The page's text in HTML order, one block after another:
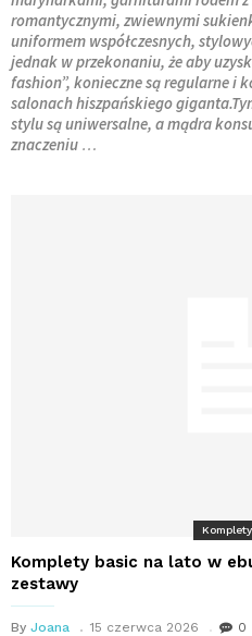
romantycznymi, zwiewnymi
uniformem współczesnych,
jednak w przekonaniu, że aby
fashion”, konieczne są regularne i
salonach hiszpańskiego giganta.
stylu są uniwersalne, a mądra
znaczeniu …
Komplety basic na lato w
zestawy
By Joana 15 czerwca 2026 0